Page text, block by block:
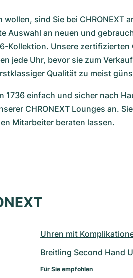
sind Sie bei CHRONEXT
Auswahl an neuen und
Kollektion. Unsere zertifizierten
jede Uhr, bevor sie zum
Qualität zu meist
1736 einfach und sicher nach
CHRONEXT Lounges an.
Mitarbeiter beraten lassen.
Uhren mit
Breitling Second Hand
Für Sie empfohlen